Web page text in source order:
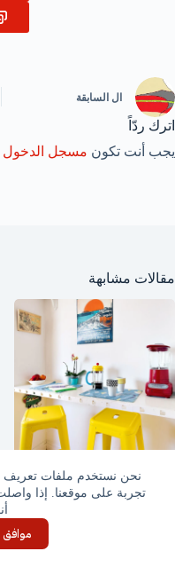
نحن نستخدم ملفات تعريف
تجربة على موقعنا. إذا
موافق
ال السابقة
اترك ردّاً
يجب أنت تكون مسجل الدخول
مقالات مشابهة
طاولة طعام صغيرة أشكال
لكل الأذواق